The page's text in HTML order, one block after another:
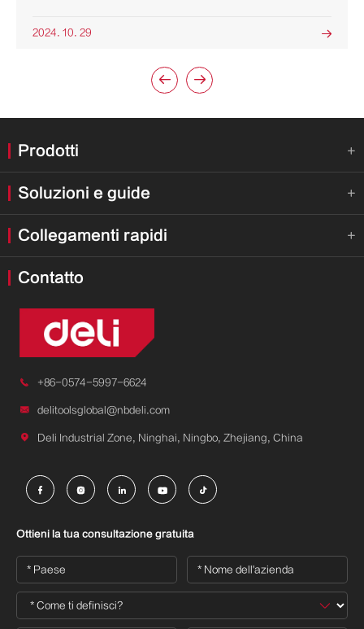
2024. 10. 29 
 
Prodotti 
Soluzioni e guide 
Collegamenti rapidi 
Contatto
 +86-0574-5997-6624
 delitoolsglobal@nbdeli.com
 Deli Industrial Zone, Ninghai, Ningbo, Zhejiang, China
    
Ottieni la tua consultazione gratuita